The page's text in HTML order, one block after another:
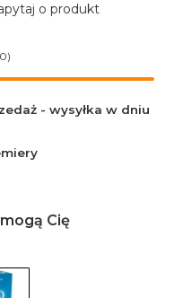
o produkt
- wysyłka w dniu
Cię